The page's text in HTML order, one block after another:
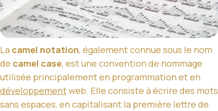
La camel notation, également connue sous le nom
de camel case, est une convention de nommage
utilisée principalement en programmation et en
développementweb. Elle consiste à écrire des mots
sans espaces, en capitalisant la première lettre de